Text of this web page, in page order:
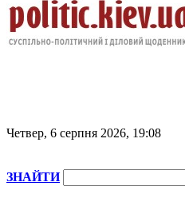
Четвер, 6 серпня 2026, 19:08
ЗНАЙТИ